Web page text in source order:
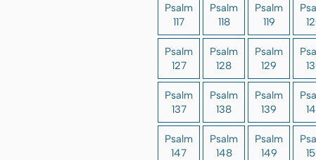
Psalm
117
Psalm
118
Psalm
119
Psalm
127
Psalm
128
Psalm
129
Psalm
137
Psalm
138
Psalm
139
Psalm
147
Psalm
148
Psalm
149